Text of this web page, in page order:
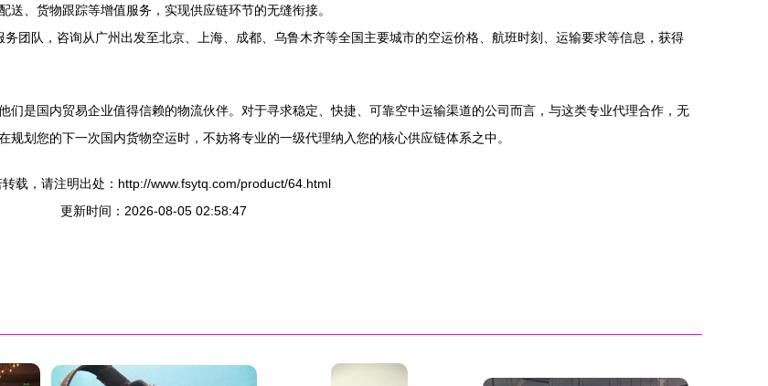
、货物跟踪等增值服务，实现供应链环节的无缝衔接。
务团队，咨询从广州出发至北京、上海、成都、乌鲁木齐等全国主要城市的空运价格、航班时刻、运输要求等信息，获得
是国内贸易企业值得信赖的物流伙伴。对于寻求稳定、快捷、可靠空中运输渠道的公司而言，与这类专业代理合作，无
划您的下一次国内货物空运时，不妨将专业的一级代理纳入您的核心供应链体系之中。
转载，请注明出处：http://www.fsytq.com/product/64.html
更新时间：2026-08-05 02:58:47